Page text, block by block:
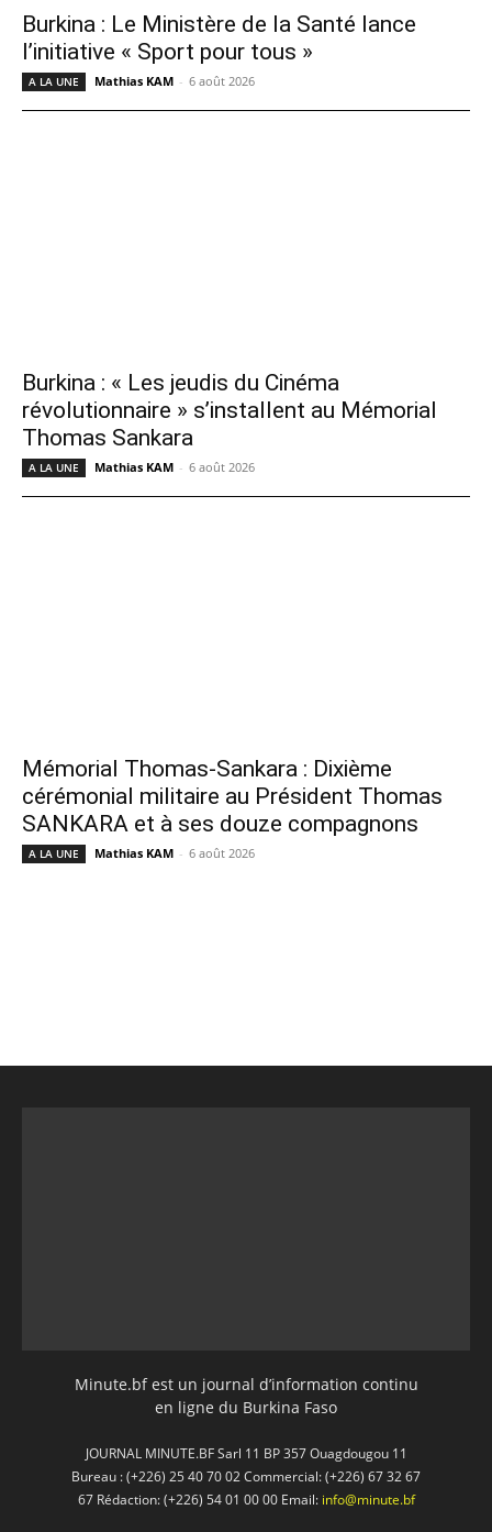
Burkina : Le Ministère de la Santé lance
l’initiative « Sport pour tous »
A LA UNE Mathias KAM - 6 août 2026
Burkina : « Les jeudis du Cinéma
révolutionnaire » s’installent au Mémorial
Thomas Sankara
A LA UNE Mathias KAM - 6 août 2026
Mémorial Thomas-Sankara : Dixième
cérémonial militaire au Président Thomas
SANKARA et à ses douze compagnons
A LA UNE Mathias KAM - 6 août 2026
Minute.bf est un journal d’information continu
en ligne du Burkina Faso
JOURNAL MINUTE.BF Sarl 11 BP 357 Ouagdougou 11
Bureau : (+226) 25 40 70 02 Commercial: (+226) 67 32 67
67 Rédaction: (+226) 54 01 00 00 Email: info@minute.bf